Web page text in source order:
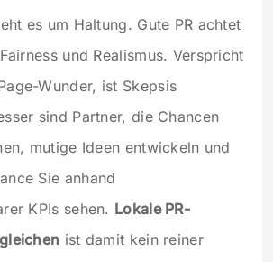
es um Haltung. Gute PR achtet
und Realismus. Verspricht
Wunder, ist Skepsis
sind Partner, die Chancen
mutige Ideen entwickeln und
Sie anhand
KPIs sehen. Lokale PR-
ist damit kein reiner